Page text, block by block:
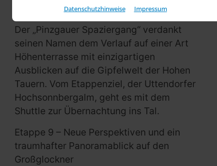
Datenschutzhinweise Impressum
immer knapp unter 2.000 Meter Seehöhe.
Der „Pinzgauer Spaziergang“ verdankt
seinen Namen dem Verlauf auf einer Art
Höhenterrasse mit einzigartigen
Ausblicken auf die Gipfelwelt der Hohen
Tauern. Vom Etappenziel, der Uttendorfer
Hochsonnbergalm, geht es mit dem
Shuttle zur Übernachtung ins Tal.
Etappe 9 – Neue Perspektiven und ein
traumhafter Panoramablick auf den
Großglockner